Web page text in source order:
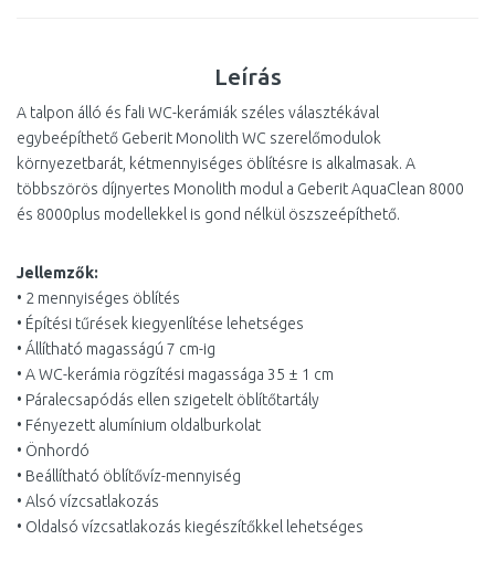
Leírás
A talpon álló és fali WC-kerámiák széles választékával
egybeépíthető Geberit Monolith WC szerelőmodulok
környezetbarát, kétmennyiséges öblítésre is alkalmasak. A
többszörös díjnyertes Monolith modul a Geberit AquaClean 8000
és 8000plus modellekkel is gond nélkül öszszeépíthető.
Jellemzők:
• 2 mennyiséges öblítés
• Építési tűrések kiegyenlítése lehetséges
• Állítható magasságú 7 cm-ig
• A WC-kerámia rögzítési magassága 35 ± 1 cm
• Páralecsapódás ellen szigetelt öblítőtartály
• Fényezett alumínium oldalburkolat
• Önhordó
• Beállítható öblítővíz-mennyiség
• Alsó vízcsatlakozás
• Oldalsó vízcsatlakozás kiegészítőkkel lehetséges